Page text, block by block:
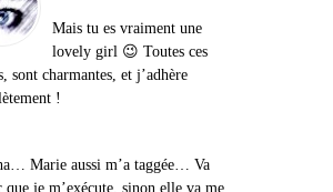
Mais tu es vraiment une
lovely girl 😉 Toutes ces
sont charmantes, et j’adhère
!
Marie aussi m’a taggée… Va
je m’exécute, sinon elle va me